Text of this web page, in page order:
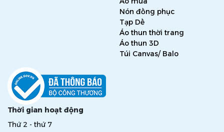
Nón đồng phục
Tạp Dề
Áo thun thời trang
Áo thun 3D
Túi Canvas/ Balo
Thời gian hoạt động
Thứ 2 - thứ 7